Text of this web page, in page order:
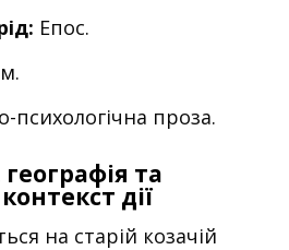
Епос.
психологічна проза.
та
дії
на старій козачій